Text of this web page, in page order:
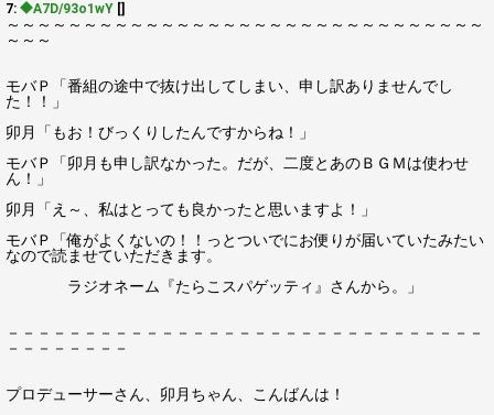
7: ◆A7D/93o1wY []
～～～～～～～～～～～～～～～～～～～～～～～～～～～～～～～
～～～
モバＰ「番組の途中で抜け出してしまい、申し訳ありませんでし
た！！」
卯月「もお！びっくりしたんですからね！」
モバＰ「卯月も申し訳なかった。だが、二度とあのＢＧＭは使わせ
ん！」
卯月「え～、私はとっても良かったと思いますよ！」
モバＰ「俺がよくないの！！っとついでにお便りが届いていたみたい
なので読ませていただきます。
ラジオネーム『たらこスパゲッティ』さんから。」
－－－－－－－－－－－－－－－－－－－－－－－－－－－－－－－
－－－－－－－－
プロデューサーさん、卯月ちゃん、こんばんは！